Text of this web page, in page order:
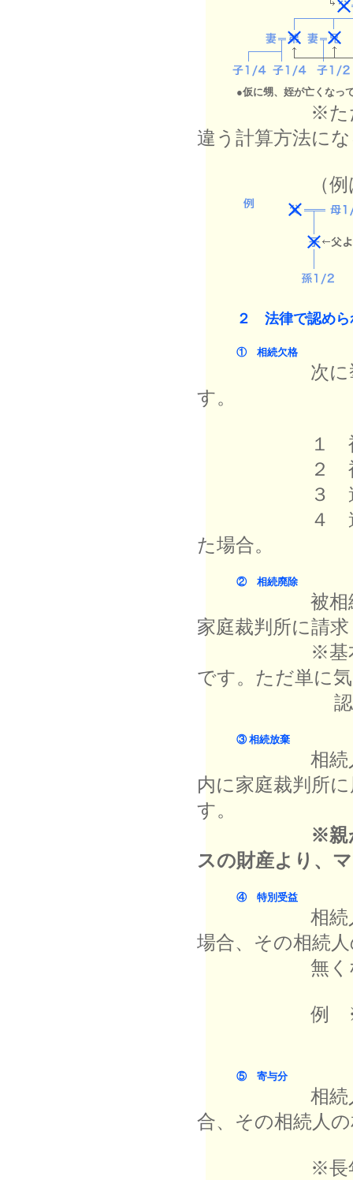
●仮に甥、姪が亡くなっ
※ただし、代
違う計算方法に
（例は代
２ 法律で認めら
① 相続欠格
次に挙げる
す。
１ 被相続人
２ 被相続人
３ 遺言を偽
４ 遺言者を
た場合。
② 相続廃除
被相続人が
家庭裁判所に請
※基本的には
です。ただ単に
認められ
③ 相続放棄
相続人は被
内に家庭裁判所
す。
※親
スの財産より、
④ 特別受益
相続人の一
場合、その相続
無くなった
例 ※住宅購
⑤ 寄与分
相続人が被
合、その相続人
※長年親の